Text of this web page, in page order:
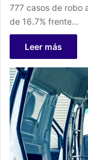
777 casos de robo
de 16.7% frente…
Leer más